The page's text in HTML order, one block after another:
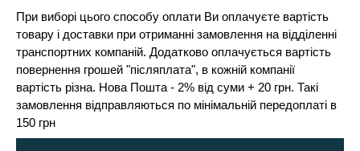
При виборі цього способу оплати Ви оплачуєте вартість
товару і доставки при отриманні замовлення на відділенні
транспортних компаній. Додатково оплачується вартість
повернення грошей "післяплата", в кожній компанії
вартість різна. Нова Пошта - 2% від суми + 20 грн. Такі
замовлення відправляються по мінімальній передоплаті в
150 грн